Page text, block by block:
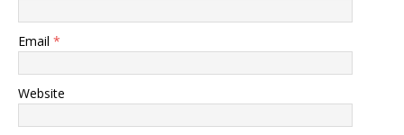
Email *
Website